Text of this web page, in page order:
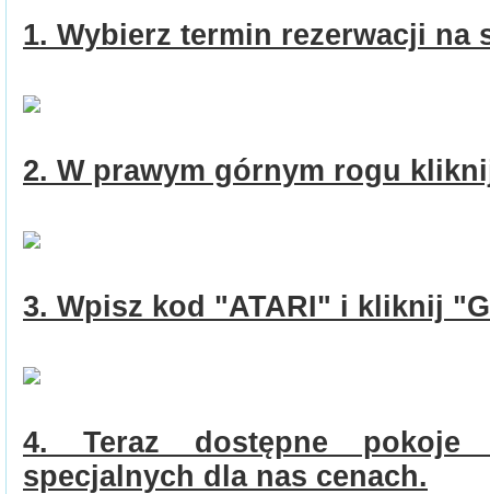
1. Wybierz termin rezerwacji na
2. W prawym górnym rogu
3. Wpisz kod "ATARI" i kliknij
4. Teraz dostępne pokoje
specjalnych dla nas cenach.